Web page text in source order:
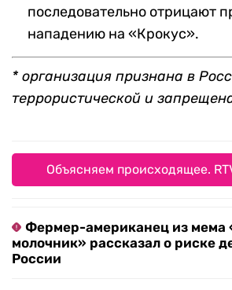
последовательно отрицают
нападению на «Крокус».
* организация признана в
террористической и
Объясняем происходящее.
Фермер-американец из мема
молочник» рассказал о риске
России